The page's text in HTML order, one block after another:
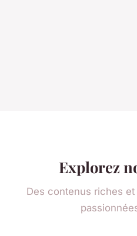
Explorez
Des contenus riches